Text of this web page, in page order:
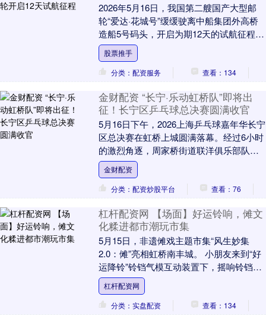
2026年5月16日，我国第二艘国产大型邮
轮“爱达·花城号”缓缓驶离中船集团外高桥
造船5号码头，开启为期12天的试航征程。
这是该邮轮在2026年底交付前的最后一....
股票推手
分类：配资服务
查看：134
金财配资 “长宁·乐动虹桥队”即将出
征！长宁区乒乓球总决赛圆满收官
5月16日下午，2026上海乒乓球嘉年华长宁
区总决赛在虹桥上城圆满落幕。经过6小时
的激烈角逐，周家桥街道联洋俱乐部队力
克群雄夺得总冠军，长宁律工委队和硅巷
航天队....
金财配资
分类：配资炒股平台
查看：76
杠杆配资网 【场面】好运铃响，傩文
化糅进都市潮玩市集
5月15日，非遗傩戏主题市集“风生妙集
2.0：傩”亮相虹桥南丰城。 小朋友来到“好
运降铃”铃铛气模互动装置下，摇响铃铛，
收获一声清脆祝福，让互动充满趣味。 活
动....
杠杆配资网
分类：实盘配资
查看：134